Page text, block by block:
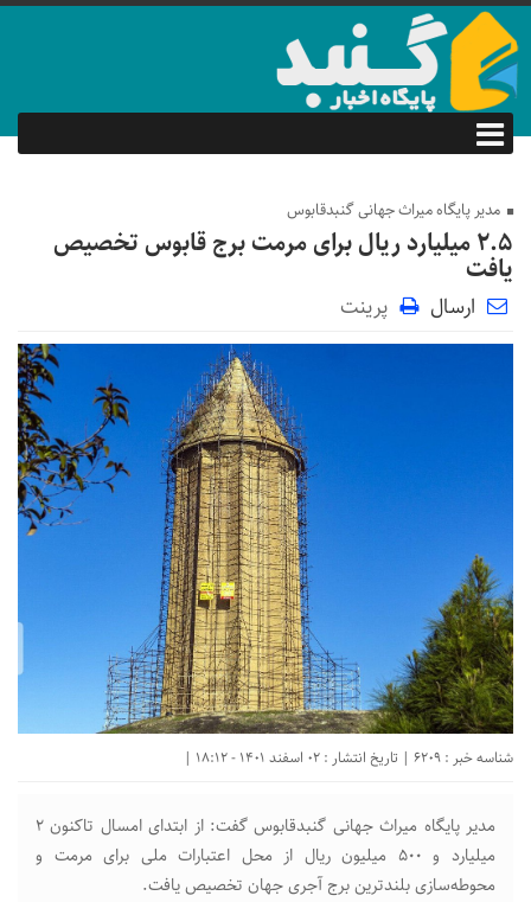
مدیر پایگاه میراث جهانی گنبدقابوس
۲.۵ میلیارد ریال برای مرمت برج قابوس تخصیص
یافت
ارسال پرینت
شناسه خبر : 6209 | تاریخ انتشار : 02 اسفند 1401 - 18:12 |
مدیر پایگاه میراث جهانی گنبدقابوس گفت: از ابتدای امسال تاکنون ۲
میلیارد و ۵۰۰ میلیون ریال از محل اعتبارات ملی برای مرمت و
محوطه‌سازی بلندترین برج آجری جهان تخصیص یافت.